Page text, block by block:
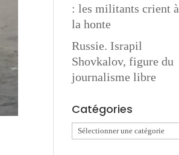
: les militants crient à
la honte
Russie. Israpil
Shovkalov, figure du
journalisme libre
Catégories
Catégories